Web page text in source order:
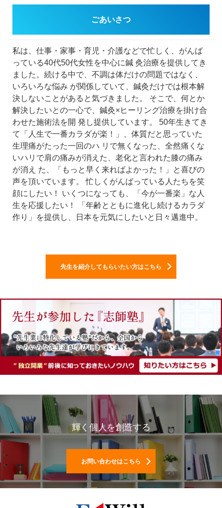
ごあいさつ
私は、仕事・家事・育児・介護などで忙しく、がんば
っている40代50代女性を中心に鍼 灸治療を提供してき
ました。続ける中で、不調は体だけの問題ではなく、
いろいろな悩み が関係していて、鍼灸だけでは根本解
決しないことがあると気づきました。
そこで、何とか
解決したいとの一心で、鍼灸×ヒーリング治療を掛け合
わせた施術法を開 発し提供しています。
50年生きてき
て「人生で一番カラダが楽！」、体質だと思っていた
生理痛がたった一回のハ リで無くなった、全然痛くな
いハリで肩の痛みが消えた、老化と言われた膝の痛み
が消え た、「もっと早く来ればよかった！」と喜びの
声を頂いています。
忙しくがんばっている人たちを笑
顔にしたい！
いくつになっても、「今が一番楽」な人
生を応援したい！
「年齢とともに進化し続けるカラダ
作り」を提供し、日本を元気にしたいと日々邁進中。
先生を紹介してもらいたい方はこちら
輝く個人を創造する
お問い合わせはこちら